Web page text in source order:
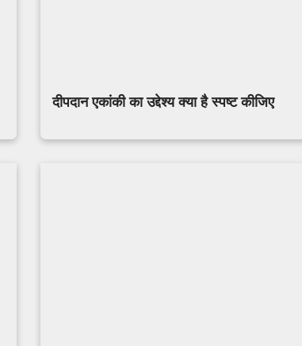
दीपदान एकांकी का उद्देश्य क्या है स्पष्ट कीजिए